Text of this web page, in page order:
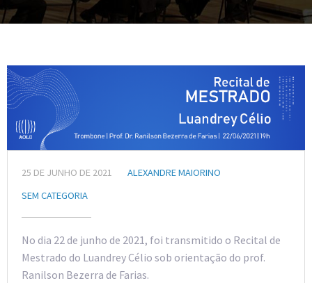
25 DE JUNHO DE 2021
ALEXANDRE MAIORINO
SEM CATEGORIA
No dia 22 de junho de 2021, foi transmitido o Recital de
Mestrado do Luandrey Célio sob orientação do prof.
Ranilson Bezerra de Farias.